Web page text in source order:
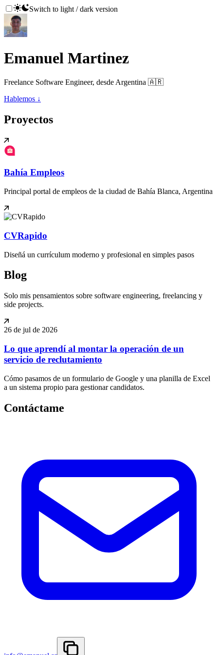
Switch to light / dark version
Emanuel Martinez
Freelance Software Engineer, desde Argentina 🇦🇷
Hablemos ↓
Proyectos
Bahía Empleos
Principal portal de empleos de la ciudad de Bahía Blanca, Argentina
CVRapido
Diseñá un currículum moderno y profesional en simples pasos
Blog
Solo mis pensamientos sobre software engineering, freelancing y
side projects.
26 de jul de 2026
Lo que aprendí al montar la operación de un
servicio de reclutamiento
Cómo pasamos de un formulario de Google y una planilla de Excel
a un sistema propio para gestionar candidatos.
Contáctame